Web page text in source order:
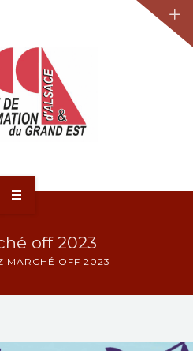
off 2023
MARCHÉ OFF 2023